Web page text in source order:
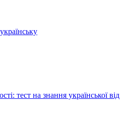
тест на знання української від